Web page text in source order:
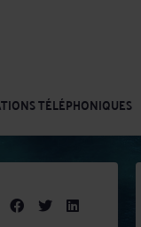
TÉLÉPHONIQUES